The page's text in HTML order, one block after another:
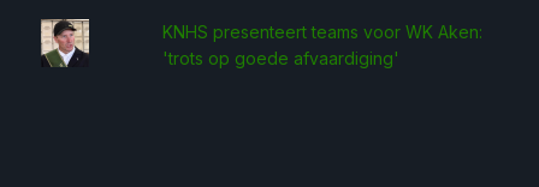
KNHS presenteert teams voor WK Aken:
'trots op goede afvaardiging'